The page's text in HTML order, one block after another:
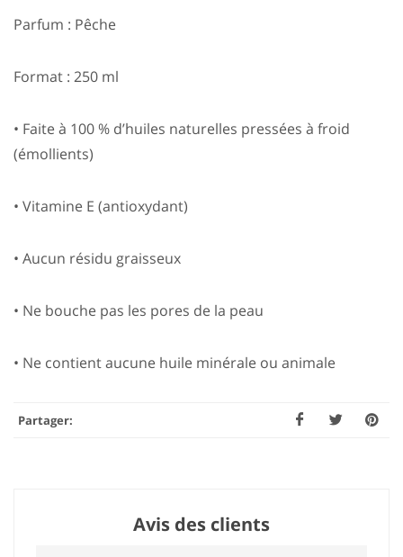
Parfum : Pêche
Format : 250 ml
• Faite à 100 % d’huiles naturelles pressées à froid
(émollients)
• Vitamine E (antioxydant)
• Aucun résidu graisseux
• Ne bouche pas les pores de la peau
• Ne contient aucune huile minérale ou animale
Partager:
Avis des clients